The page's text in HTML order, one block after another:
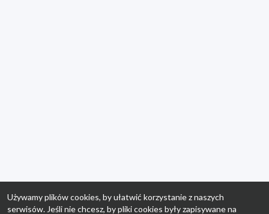
Używamy plików cookies, by ułatwić korzystanie z naszych
serwisów. Jeśli nie chcesz, by pliki cookies były zapisywane na